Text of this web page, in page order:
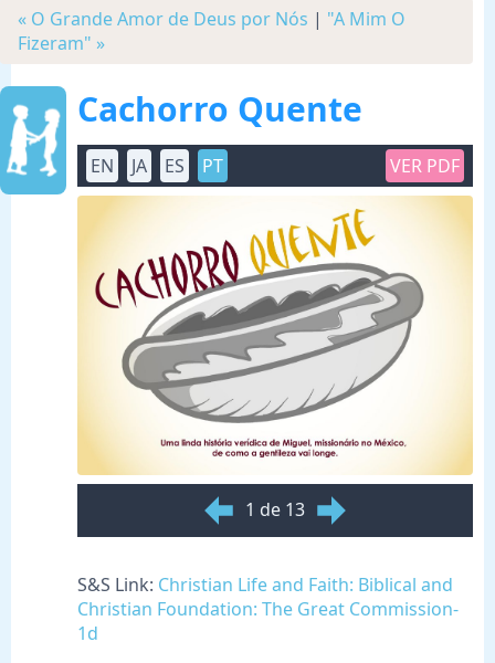
« O Grande Amor de Deus por Nós | "A Mim O
Fizeram" »
Cachorro Quente
EN JA ES PT VER PDF
1 de 13
S&S Link: Christian Life and Faith: Biblical and
Christian Foundation: The Great Commission-
1d